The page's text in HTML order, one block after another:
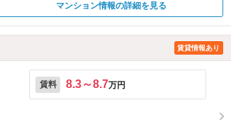
マンション情報の詳細を見る
賃貸情報あり
賃料 8.3～8.7万円